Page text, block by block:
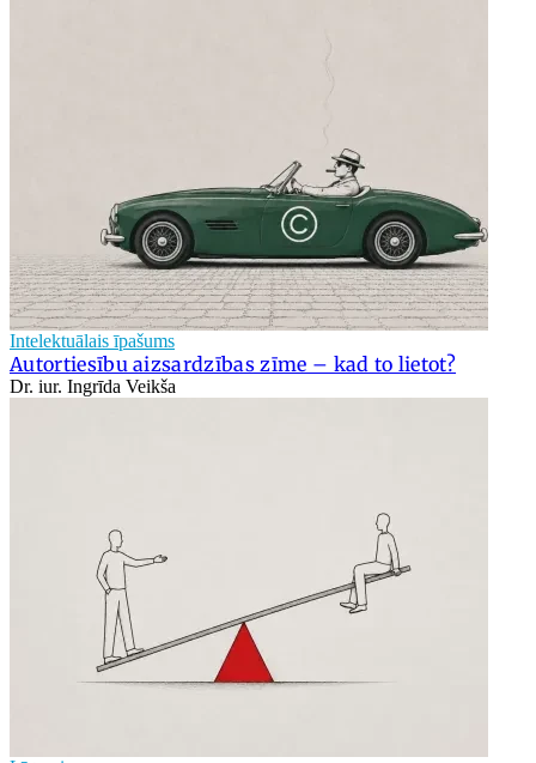
Intelektuālais īpašums
Autortiesību aizsardzības zīme – kad to lietot?
Dr. iur. Ingrīda Veikša